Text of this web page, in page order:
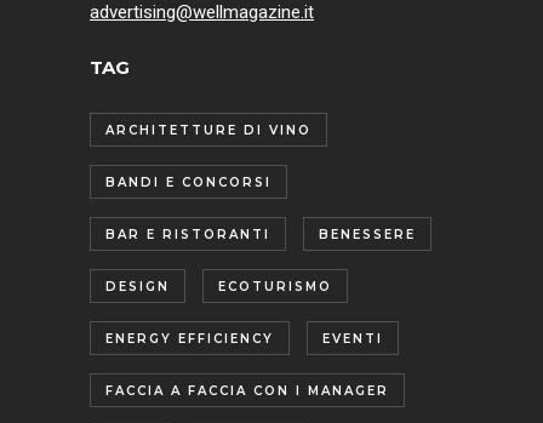
advertising@wellmagazine.it
TAG
ARCHITETTURE DI VINO
BANDI E CONCORSI
BAR E RISTORANTI BENESSERE
DESIGN ECOTURISMO
ENERGY EFFICIENCY EVENTI
FACCIA A FACCIA CON I MANAGER